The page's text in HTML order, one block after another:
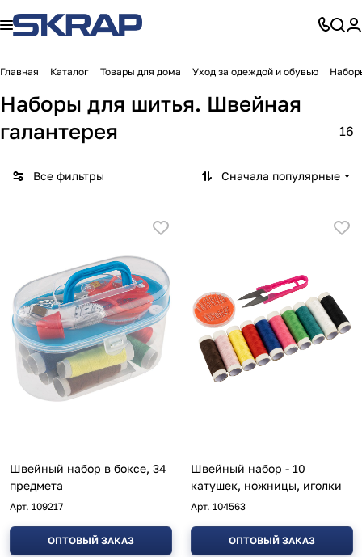
Главная Каталог Товары для дома Уход за одеждой и обувью
Наборы для шитья. Швейная
галантерея
16
Все фильтры Сначала популярные
Швейный набор в боксе, 34
предмета
Арт. 109217
ОПТОВЫЙ ЗАКАЗ
Швейный набор - 10
катушек, ножницы, иголки
Арт. 104563
ОПТОВЫЙ ЗАКАЗ